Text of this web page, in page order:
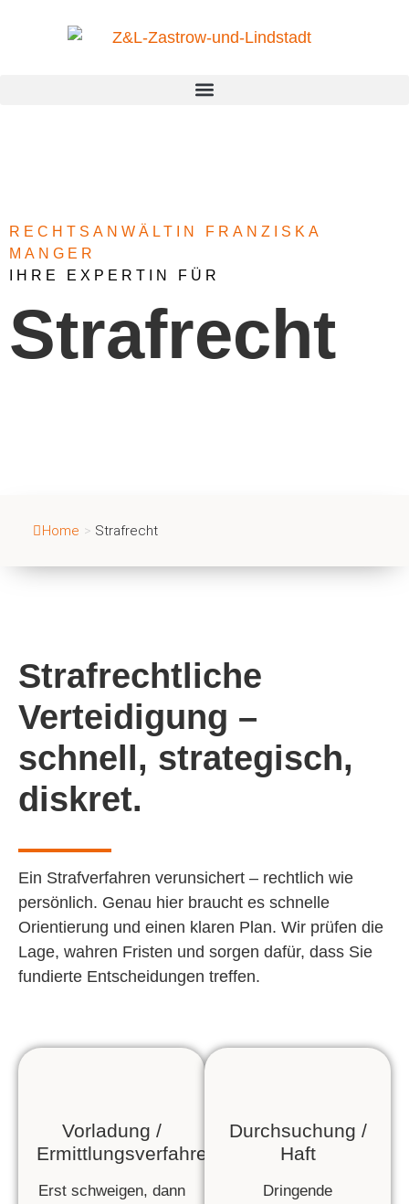
RECHTSANWÄLTIN FRANZISKA
MANGER
IHRE EXPERTIN FÜR
Strafrecht
Home > Strafrecht
Strafrechtliche
Verteidigung –
schnell, strategisch,
diskret.
Ein Strafverfahren verunsichert – rechtlich wie
persönlich. Genau hier braucht es schnelle
Orientierung und einen klaren Plan. Wir prüfen die
Lage, wahren Fristen und sorgen dafür, dass Sie
fundierte Entscheidungen treffen.
Vorladung /
Ermittlungsverfahren
Erst schweigen, dann
Durchsuchung /
Haft
Dringende